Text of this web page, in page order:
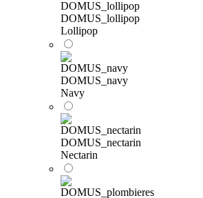
DOMUS_lollipop
Lollipop
DOMUS_navy
Navy
DOMUS_nectarin
Nectarin